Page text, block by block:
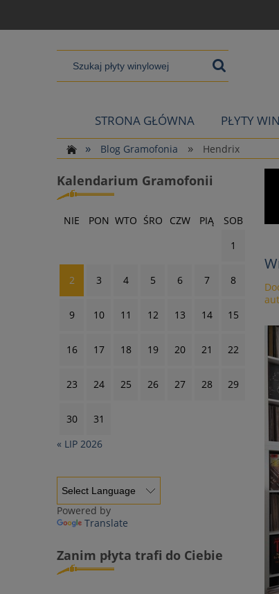
STRONA GŁÓWNA PŁYTY
»
Blog Gramofonia » Hendrix
Kalendarium Gramofonii
NIE PON WTO ŚRO CZW PIĄ
SOB
1
2 3 4 5 6 7 8
9 10 11 12 13 14 15
16 17 18 19 20 21 22
23 24 25 26 27 28 29
30
31
« LIP 2026
Powered by
Translate
Zanim płyta trafi do Ciebie